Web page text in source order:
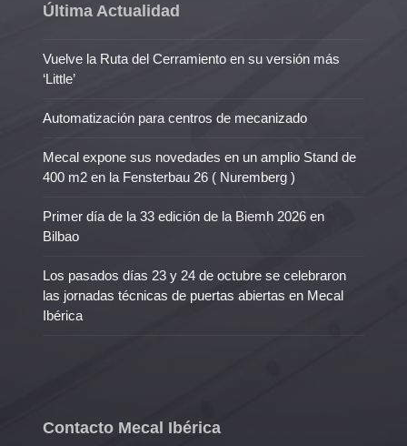
Última Actualidad
Vuelve la Ruta del Cerramiento en su versión más
‘Little’
Automatización para centros de mecanizado
Mecal expone sus novedades en un amplio Stand de
400 m2 en la Fensterbau 26 ( Nuremberg )
Primer día de la 33 edición de la Biemh 2026 en
Bilbao
Los pasados días 23 y 24 de octubre se celebraron
las jornadas técnicas de puertas abiertas en Mecal
Ibérica
Contacto Mecal Ibérica